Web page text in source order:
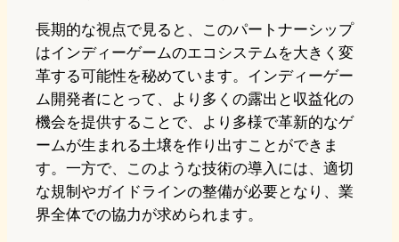
長期的な視点で見ると、このパートナーシップ
はインディーゲームのエコシステムを大きく変
革する可能性を秘めています。インディーゲー
ム開発者にとって、より多くの露出と収益化の
機会を提供することで、より多様で革新的なゲ
ームが生まれる土壌を作り出すことができま
す。一方で、このような技術の導入には、適切
な規制やガイドラインの整備が必要となり、業
界全体での協力が求められます。